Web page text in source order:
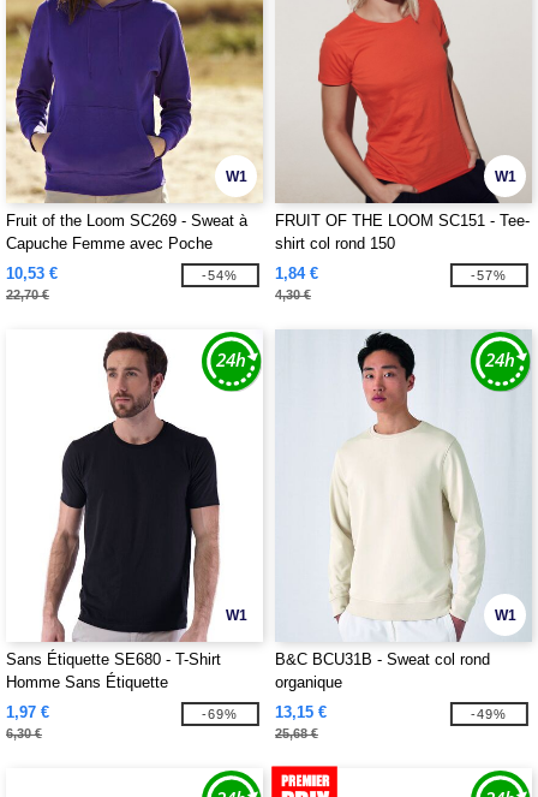
W1
Fruit of the Loom SC269 - Sweat à
Capuche Femme avec Poche
Kangourou
10,53 €
22,70 €
-54%
W1
FRUIT OF THE LOOM SC151 - Tee-
shirt col rond 150
1,84 €
4,30 €
-57%
W1
Sans Étiquette SE680 - T-Shirt
Homme Sans Étiquette
1,97 €
6,30 €
-69%
W1
B&C BCU31B - Sweat col rond
organique
13,15 €
25,68 €
-49%